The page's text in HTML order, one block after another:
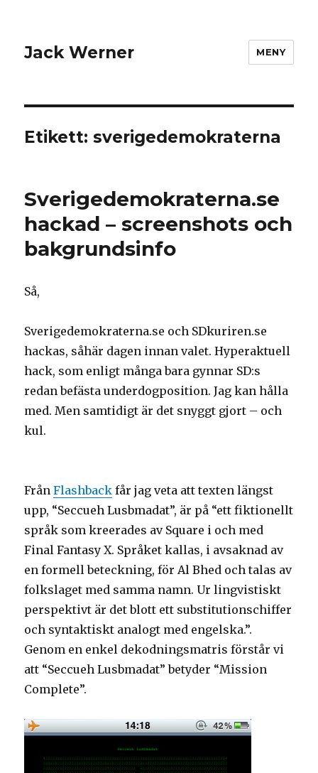
Jack Werner MENY
Etikett:sverigedemokraterna
Sverigedemokraterna.se
hackad – screenshots och
bakgrundsinfo
Så,
Sverigedemokraterna.se och SDkuriren.se
hackas, såhär dagen innan valet. Hyperaktuell
hack, som enligt många bara gynnar SD:s
redan befästa underdogposition. Jag kan hålla
med. Men samtidigt är det snyggt gjort – och
kul.
FrånFlashback får jag veta att texten längst
upp, “Seccueh Lusbmadat”, är på “ett fiktionellt
språk som kreerades av Square i och med
Final Fantasy X. Språket kallas, i avsaknad av
en formell beteckning, för Al Bhed och talas av
folkslaget med samma namn. Ur lingvistiskt
perspektivt är det blott ett substitutionschiffer
och syntaktiskt analogt med engelska.”.
Genom en enkel dekodningsmatris förstår vi
att “Seccueh Lusbmadat” betyder “Mission
Complete”.